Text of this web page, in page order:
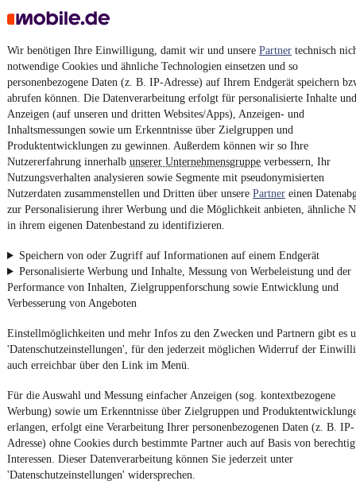
Wir benötigen Ihre Einwilligung, damit wir und unsere Partner technisch
notwendige Cookies und ähnliche Technologien einsetzen und so
personenbezogene Daten (z. B. IP-Adresse) auf Ihrem Endgerät speichern
abrufen können. Die Datenverarbeitung erfolgt für personalisierte Inhalte und
Anzeigen (auf unseren und dritten Websites/Apps), Anzeigen- und
Inhaltsmessungen sowie um Erkenntnisse über Zielgruppen und
Produktentwicklungen zu gewinnen. Außerdem können wir so Ihre
Nutzererfahrung innerhalb unserer Unternehmensgruppe verbessern, Ihr
Nutzungsverhalten analysieren sowie Segmente mit pseudonymisierten
Nutzerdaten zusammenstellen und Dritten über unsere Partner einen
zur Personalisierung ihrer Werbung und die Möglichkeit anbieten, ähnliche
in ihrem eigenen Datenbestand zu identifizieren.
Speichern von oder Zugriff auf Informationen auf einem Endgerät
Personalisierte Werbung und Inhalte, Messung von Werbeleistung und der
Performance von Inhalten, Zielgruppenforschung sowie Entwicklung und
Verbesserung von Angeboten
Einstellmöglichkeiten und mehr Infos zu den Zwecken und Partnern gibt es
'Datenschutzeinstellungen', für den jederzeit möglichen Widerruf der
auch erreichbar über den Link im Menü.
Für die Auswahl und Messung einfacher Anzeigen (sog. kontextbezogene
Werbung) sowie um Erkenntnisse über Zielgruppen und
erlangen, erfolgt eine Verarbeitung Ihrer personenbezogenen Daten (z. B. IP-
Adresse) ohne Cookies durch bestimmte Partner auch auf Basis von
Interessen. Dieser Datenverarbeitung können Sie jederzeit unter
'Datenschutzeinstellungen' widersprechen.
¹MwSt. ausweisbar
4.6 Sterne
Nutze mobile.de schnell und einfach
App installieren
Impressum
AGB
Vertrag widerrufen
Datenschutz
Datenschutzeinstellungen
Erklärung zur Barrierefreiheit
Powered by
Entdecke Kleinwagen,SUVundWohnmobileund mehr bei
mobile.de